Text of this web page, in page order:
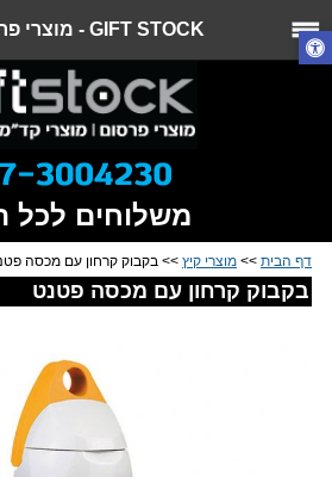
GIFT STOCK - מוצרי פרסום ומ...
משלוחים לכל
דף הבית >> מוצרי קיץ >> בקבוק קרחון עם מכסה
בקבוק קרחון עם מכסה פטנט